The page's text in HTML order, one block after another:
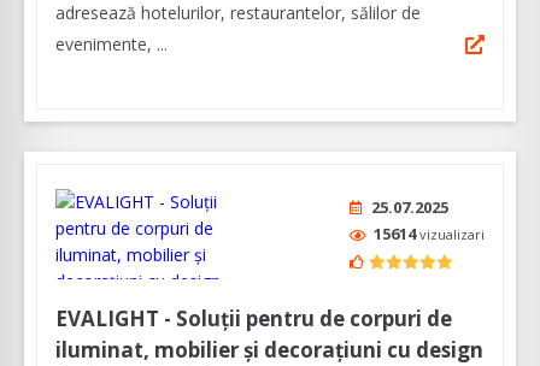
adresează hotelurilor, restaurantelor, sălilor de
evenimente, ...
25.07.2025
15614vizualizari
EVALIGHT - Soluții pentru de corpuri de
iluminat, mobilier și decorațiuni cu design